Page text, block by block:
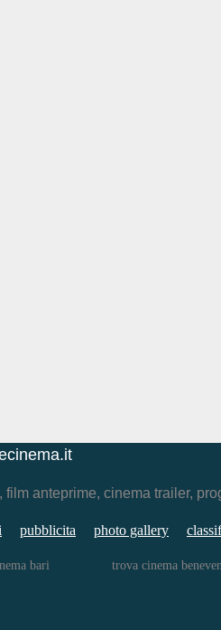
film anteprime, cinema trailer,
pubblicita photo gallery
bari trova cinema